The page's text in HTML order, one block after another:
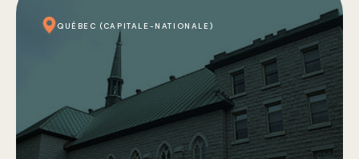
QUÉBEC (CAPITALE-NATIONALE)